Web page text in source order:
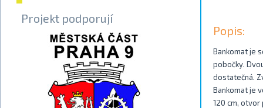
Projekt podporují
Popis:
Bankomat je
pobočky.
dostatečná.
Bankomat je
120 cm, otvor